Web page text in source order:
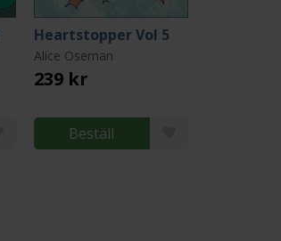
Heartstopper Vol 5
Alice Oseman
239 kr
Beställ